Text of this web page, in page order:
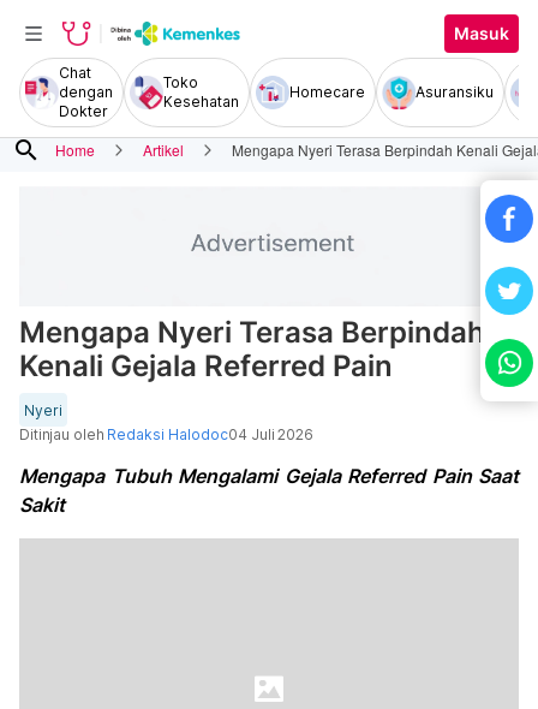
Masuk
Chat
dengan
Dokter
Toko
Kesehatan
Homecare Asuransiku
search Home Artikel Mengapa Nyeri Terasa Berpindah Kenali
Mengapa Nyeri Terasa Berpindah
Kenali Gejala Referred Pain
Nyeri
Ditinjau oleh Redaksi Halodoc04 Juli 2026
Mengapa Tubuh Mengalami Gejala Referred Pain Saat
Sakit